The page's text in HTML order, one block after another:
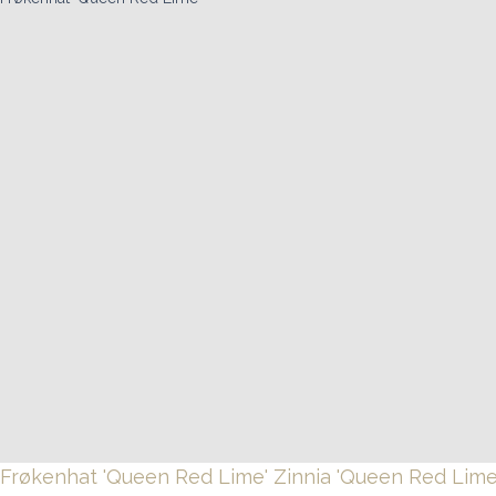
Frøkenhat 'Queen Red Lime' Zinnia 'Queen Red